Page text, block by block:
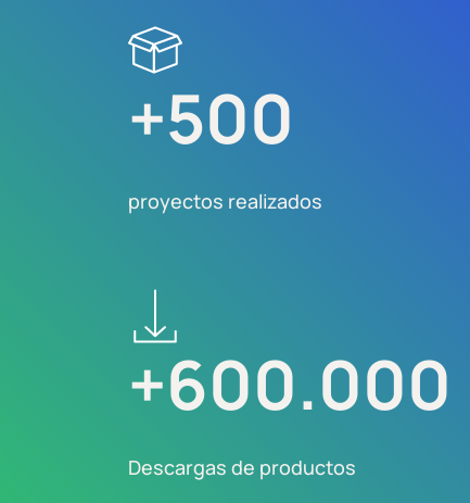
+500
proyectos realizados
+600.000
Descargas de productos